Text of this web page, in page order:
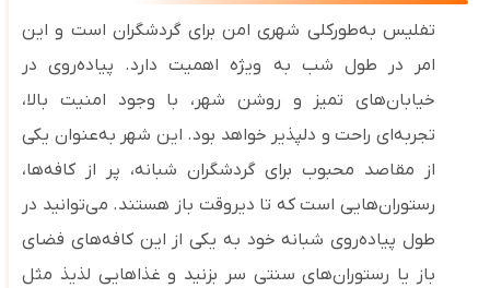
تفلیس به‌طورکلی شهری امن برای گردشگران است و این
امر در طول شب به ‌ویژه اهمیت دارد. پیاده‌روی در
خیابان‌های تمیز و روشن شهر، با وجود امنیت بالا،
تجربه‌ای راحت و دلپذیر خواهد بود. این شهر به‌عنوان یکی
از مقاصد محبوب برای گردشگران شبانه، پر از کافه‌ها،
رستوران‌هایی است که تا دیروقت باز هستند. می‌توانید در
طول پیاده‌روی شبانه خود به یکی از این کافه‌های فضای
باز یا رستوران‌های سنتی سر بزنید و غذاهایی لذیذ مثل